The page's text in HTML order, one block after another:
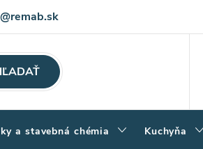
a stavebná chémia Kuchyňa